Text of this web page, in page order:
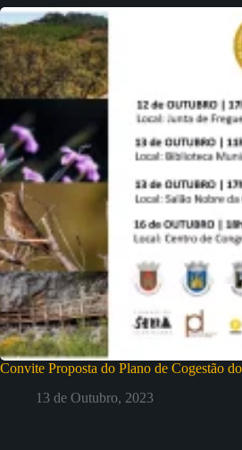
Convite Proposta do Plano de Cogestão
13 de Outubro, 2023